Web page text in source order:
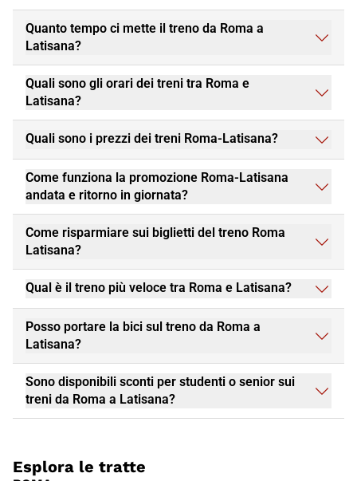
Quanto tempo ci mette il treno da Roma a
Latisana?
Quali sono gli orari dei treni tra Roma e
Latisana?
Quali sono i prezzi dei treni Roma-Latisana?
Come funziona la promozione Roma-Latisana
andata e ritorno in giornata?
Come risparmiare sui biglietti del treno Roma
Latisana?
Qual è il treno più veloce tra Roma e Latisana?
Posso portare la bici sul treno da Roma a
Latisana?
Sono disponibili sconti per studenti o senior sui
treni da Roma a Latisana?
Esplora le tratte